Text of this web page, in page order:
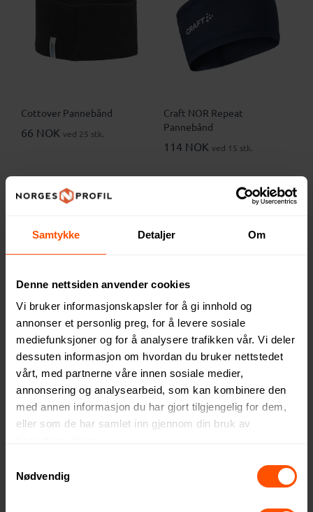
Samtykke Detaljer Om
Denne nettsiden anvender cookies
Vi bruker informasjonskapsler for å gi innhold og
annonser et personlig preg, for å levere sosiale
mediefunksjoner og for å analysere trafikken vår. Vi deler
dessuten informasjon om hvordan du bruker nettstedet
vårt, med partnerne våre innen sosiale medier,
annonsering og analysearbeid, som kan kombinere den
med annen informasjon du har gjort tilgjengelig for dem,
eller som de har samlet inn gjennom din bruk av
Nødvendig
Cottover Pannebånd
66 NOK ved 25 stk.
Craft NOR Repeat
Pannebånd
114 NOK ved 15 stk.
Craft NOR Zone Pannebånd
152 NOKved 15 stk.
Atlantis Geo Resirkulert
Polyester Bøttehatt
100 NOKved 15 stk.
4